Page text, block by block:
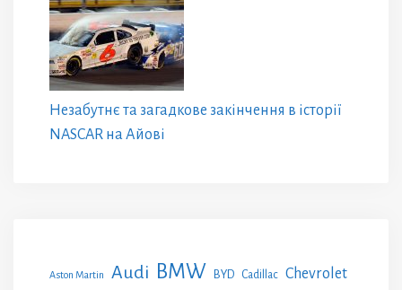
Незабутнє та загадкове закінчення в історії
NASCAR на Айові
Aston Martin Audi BMW BYD Cadillac Chevrolet